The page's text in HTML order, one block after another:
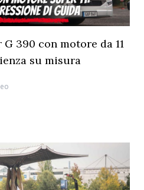
390 con motore da 11
su misura